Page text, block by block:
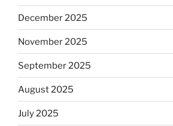
December 2025
November 2025
September 2025
August 2025
July 2025